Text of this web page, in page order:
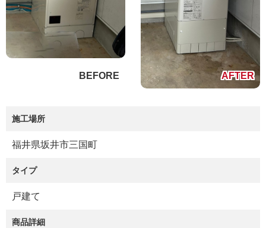
施工場所
福井県坂井市三国町
タイプ
戸建て
商品詳細